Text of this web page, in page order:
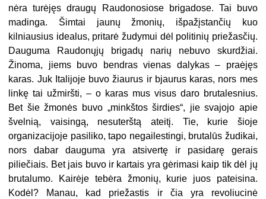
nėra turėjęs draugų Raudonosiose brigadose. Tai buvo
madinga. Šimtai jaunų žmonių, išpažįstančių kuo
kilniausius idealus, pritarė žudymui dėl politinių priežasčių.
Dauguma Raudonųjų brigadų narių nebuvo skurdžiai.
Žinoma, jiems buvo bendras vienas dalykas – praėjęs
karas. Juk Italijoje buvo žiaurus ir bjaurus karas, nors mes
linkę tai užmiršti, – o karas mus visus daro brutalesnius.
Bet šie žmonės buvo „minkštos širdies“, jie svajojo apie
švelnią, vaisingą, nesuterštą ateitį. Tie, kurie šioje
organizacijoje pasiliko, tapo negailestingi, brutalūs žudikai,
nors dabar dauguma yra atsivertę ir pasidarę gerais
piliečiais. Bet jais buvo ir kartais yra gėrimasi kaip tik dėl jų
brutalumo. Kairėje tebėra žmonių, kurie juos pateisina.
Kodėl? Manau, kad priežastis ir čia yra revoliucinė